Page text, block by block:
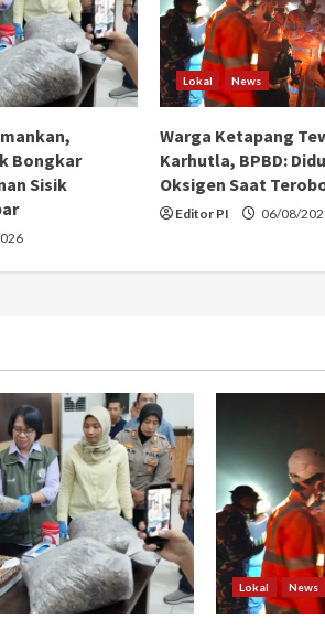
Bongkar
Sisik
Lokal News
Warga Ketapang
Karhutla, BPBD:
Oksigen Saat
Editor PI 06/08/
Lokal News